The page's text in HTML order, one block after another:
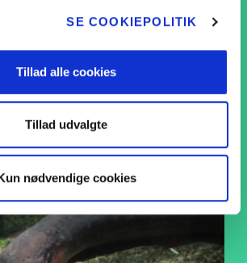
SE COOKIEPOLITIK
Tillad alle cookies
Tillad udvalgte
nødvendige cookies
Årets
Seminar:
Dovendyr
GÅ TIL DOVENDYR